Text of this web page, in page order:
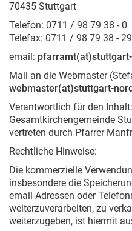
70435 Stuttgart
Telefon: 0711 / 98 79 38 - 0
Telefax: 0711 / 98 79 38 - 29
email:
Mail an die Webmaster
webmaster(at)stuttgart-
Verantwortlich für den Inhalt:
Gesamtkirchengemeinde
vertreten durch Pfarrer
Rechtliche Hinweise:
Die kommerzielle
insbesondere die
email-Adressen oder
weiterzuverarbeiten, zu
weiterzugeben, ist hiermit